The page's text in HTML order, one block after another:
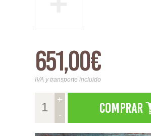
651,00€
IVA y transporte incluido
+
-
Comprar